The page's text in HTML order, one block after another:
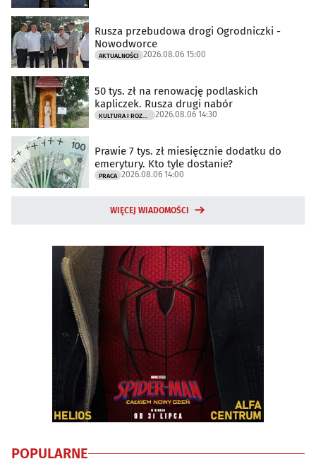
Rusza przebudowa drogi Ogrodniczki -
Nowodworce
AKTUALNOŚCI 2026.08.06 15:00
50 tys. zł na renowację podlaskich
kapliczek. Rusza drugi nabór
2026.08.06 14:30
Prawie 7 tys. zł miesięcznie dodatku do
emerytury. Kto tyle dostanie?
PRACA 2026.08.06 14:00
WIĘCEJ WIADOMOŚCI
POPULARNE